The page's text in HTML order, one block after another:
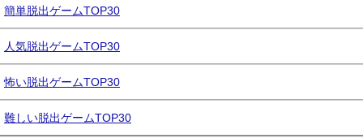
簡単脱出ゲームTOP30
人気脱出ゲームTOP30
怖い脱出ゲームTOP30
難しい脱出ゲームTOP30